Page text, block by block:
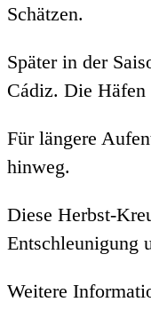
Schätzen.
Später in der
Cádiz. Die Häfen
Für längere
hinweg.
Diese Herbst-
Entschleunigung
Weitere